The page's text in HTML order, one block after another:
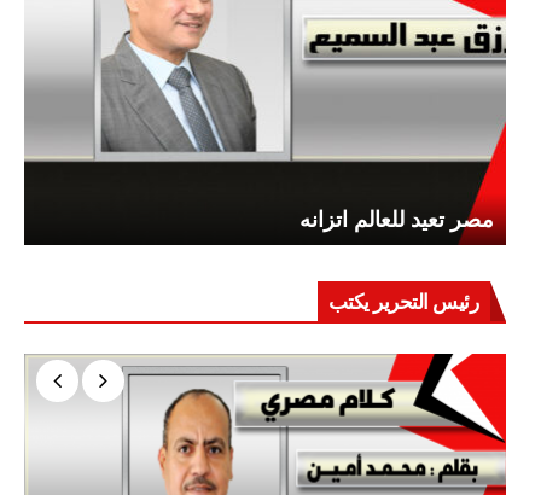
مصر تعيد للعالم اتزانه
رئيس التحرير يكتب